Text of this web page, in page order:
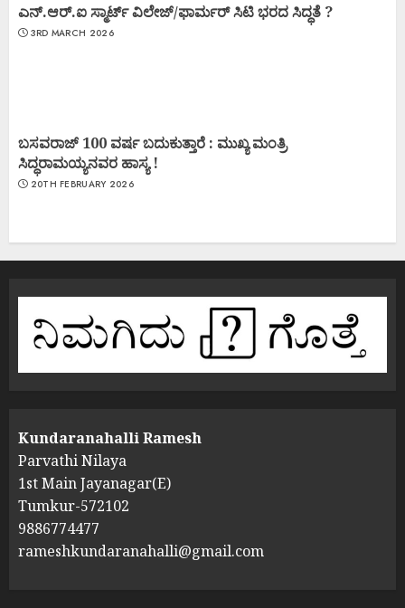
ಎನ್.ಆರ್.ಐ ಸ್ಮಾರ್ಟ್ ವಿಲೇಜ್/ಫಾರ್ಮರ್ ಸಿಟಿ ಭರದ ಸಿದ್ಧತೆ ?
3RD MARCH 2026
ಬಸವರಾಜ್ 100 ವರ್ಷ ಬದುಕುತ್ತಾರೆ : ಮುಖ್ಯ ಮಂತ್ರಿ
ಸಿದ್ಧರಾಮಯ್ಯನವರ ಹಾಸ್ಯ !
20TH FEBRUARY 2026
Kundaranahalli Ramesh
Parvathi Nilaya
1st Main Jayanagar(E)
Tumkur-572102
9886774477
rameshkundaranahalli@gmail.com